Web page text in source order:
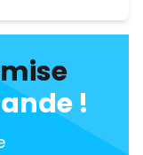
!